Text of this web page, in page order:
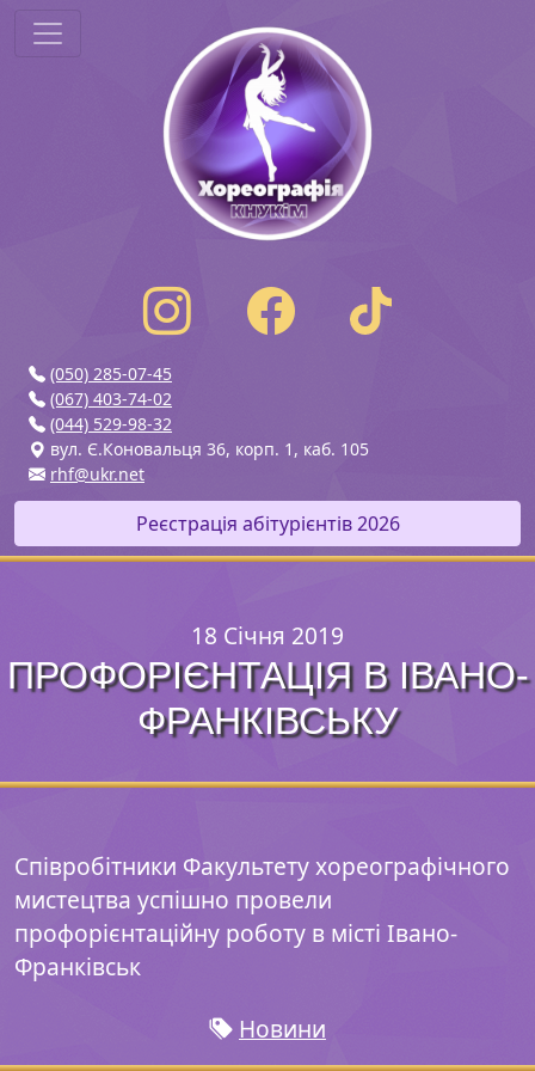
(050) 285-07-45
(067) 403-74-02
(044) 529-98-32
вул. Є.Коновальця 36, корп. 1, каб. 105
rhf@ukr.net
Реєстрація абітурієнтів 2026
18 Січня 2019
ПРОФОРІЄНТАЦІЯ В ІВАНО-
ФРАНКІВСЬКУ
Співробітники Факультету хореографічного
мистецтва успішно провели
профорієнтаційну роботу в місті Івано-
Франківськ
Новини